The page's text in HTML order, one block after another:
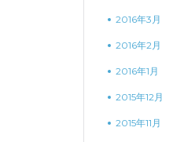
2016年3月
2016年2月
2016年1月
2015年12月
2015年11月